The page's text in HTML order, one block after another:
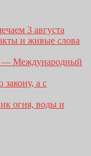
3 августа
и живые слова
— Международный
а с
огня, воды и